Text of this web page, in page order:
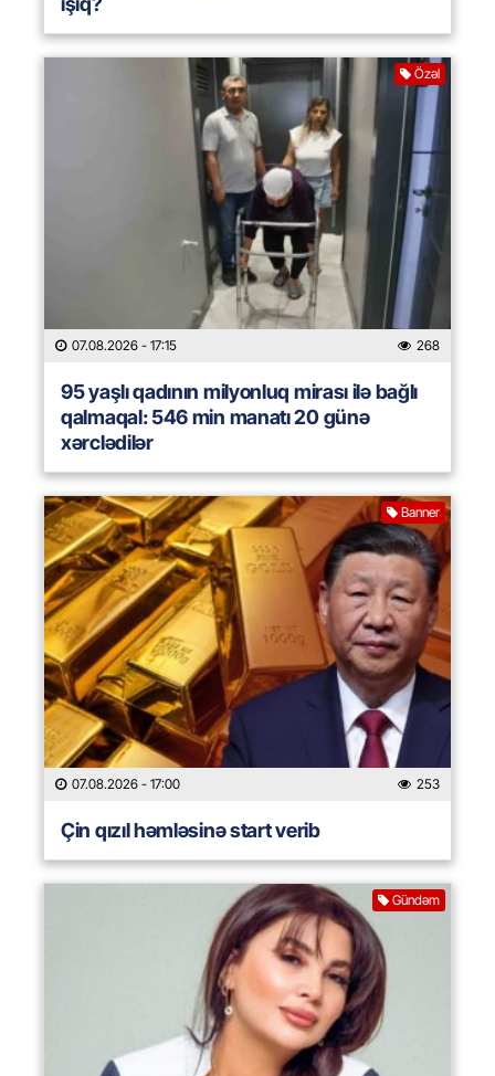
Özəl
07.08.2026 - 17:15 268
95 yaşlı qadının milyonluq mirası ilə bağlı
qalmaqal: 546 min manatı 20 günə
xərclədilər
Banner
07.08.2026 - 17:00 253
Çin qızıl həmləsinə start verib
Gündəm